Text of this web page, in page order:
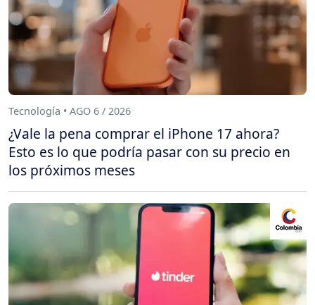
Tecnología • AGO 6 / 2026
¿Vale la pena comprar el iPhone 17 ahora?
Esto es lo que podría pasar con su precio en
los próximos meses